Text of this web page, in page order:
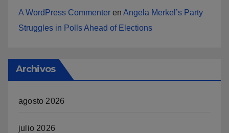
A WordPress Commenter en Angela Merkel’s Party
Struggles in Polls Ahead of Elections
Archivos
agosto 2026
julio 2026